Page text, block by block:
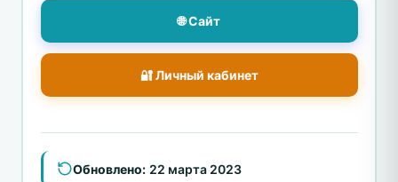
🌐 Сайт
🔐 Личный кабинет
Обновлено: 22 марта 2023